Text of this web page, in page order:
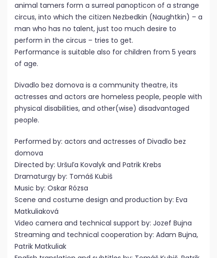
animal tamers form a surreal panopticon of a strange
circus, into which the citizen Nezbedkin (Naughtkin) – a
man who has no talent, just too much desire to
perform in the circus – tries to get.
Performance is suitable also for children from 5 years
of age.
Divadlo bez domova is a community theatre, its
actresses and actors are homeless people, people with
physical disabilities, and other(wise) disadvantaged
people.
Performed by: actors and actresses of Divadlo bez
domova
Directed by: Uršuľa Kovalyk and Patrik Krebs
Dramaturgy by: Tomáš Kubiš
Music by: Oskar Rózsa
Scene and costume design and production by: Eva
Matkuliaková
Video camera and technical support by: Jozef Bujna
Streaming and technical cooperation by: Adam Bujna,
Patrik Matkuliak